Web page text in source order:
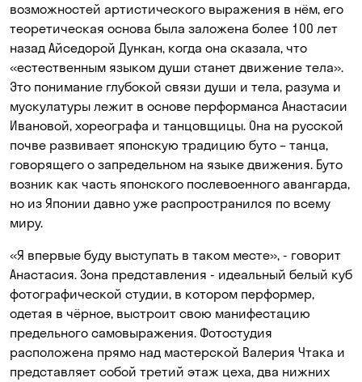
возможностей артистического выражения в нём, его
теоретическая основа была заложена более 100 лет
назад Айседорой Дункан, когда она сказала, что
«естественным языком души станет движение тела».
Это понимание глубокой связи души и тела, разума и
мускулатуры лежит в основе перформанса Анастасии
Ивановой, хореографа и танцовщицы. Она на русской
почве развивает японскую традицию буто – танца,
говорящего о запредельном на языке движения. Буто
возник как часть японского послевоенного авангарда,
но из Японии давно уже распространился по всему
миру.
«Я впервые буду выступать в таком месте», - говорит
Анастасия. Зона представления - идеальный белый куб
фотографической студии, в котором перформер,
одетая в чёрное, выстроит свою манифестацию
предельного самовыражения. Фотостудия
расположена прямо над мастерской Валерия Чтака и
представляет собой третий этаж цеха, два нижних